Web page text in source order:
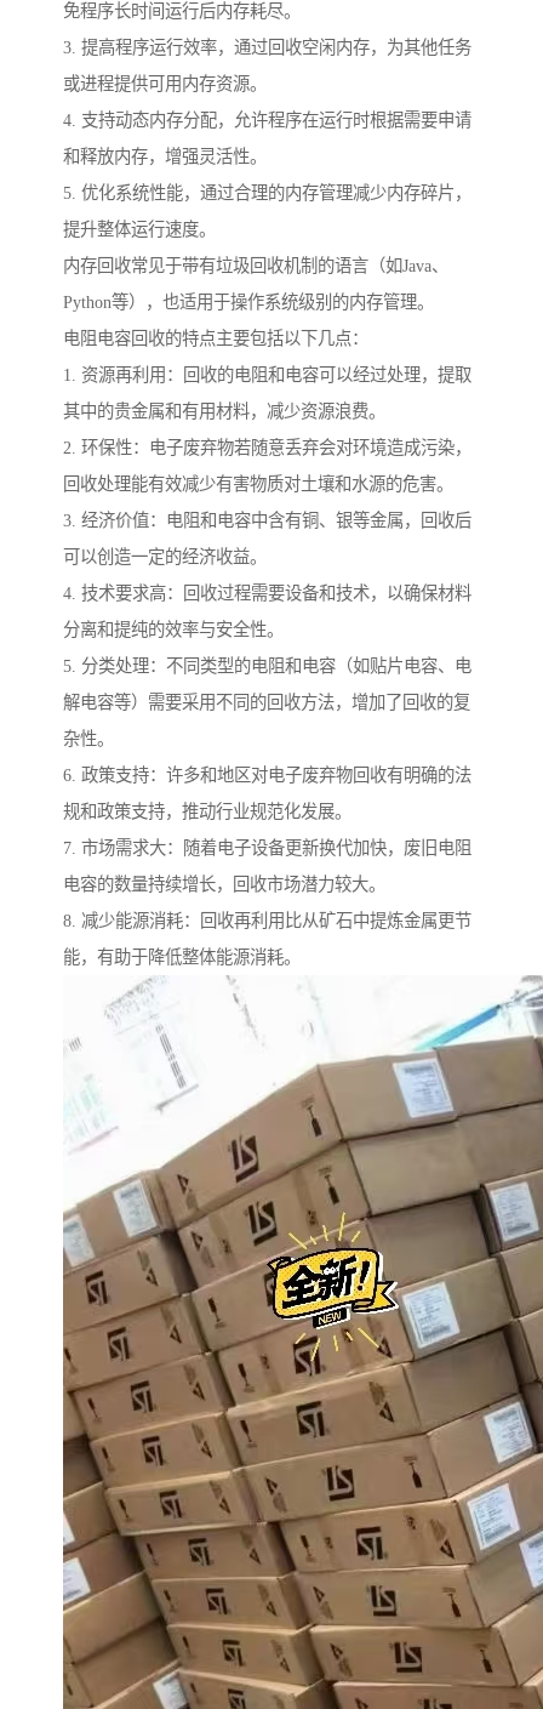
免程序长时间运行后内存耗尽。
3. 提高程序运行效率，通过回收空闲内存，为其他任务
或进程提供可用内存资源。
4. 支持动态内存分配，允许程序在运行时根据需要申请
和释放内存，增强灵活性。
5. 优化系统性能，通过合理的内存管理减少内存碎片，
提升整体运行速度。
内存回收常见于带有垃圾回收机制的语言（如Java、
Python等），也适用于操作系统级别的内存管理。
电阻电容回收的特点主要包括以下几点：
1. 资源再利用：回收的电阻和电容可以经过处理，提取
其中的贵金属和有用材料，减少资源浪费。
2. 环保性：电子废弃物若随意丢弃会对环境造成污染，
回收处理能有效减少有害物质对土壤和水源的危害。
3. 经济价值：电阻和电容中含有铜、银等金属，回收后
可以创造一定的经济收益。
4. 技术要求高：回收过程需要设备和技术，以确保材料
分离和提纯的效率与安全性。
5. 分类处理：不同类型的电阻和电容（如贴片电容、电
解电容等）需要采用不同的回收方法，增加了回收的复
杂性。
6. 政策支持：许多和地区对电子废弃物回收有明确的法
规和政策支持，推动行业规范化发展。
7. 市场需求大：随着电子设备更新换代加快，废旧电阻
电容的数量持续增长，回收市场潜力较大。
8. 减少能源消耗：回收再利用比从矿石中提炼金属更节
能，有助于降低整体能源消耗。